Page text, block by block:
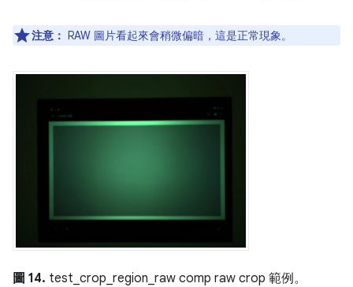
注意： RAW 圖片看起來會稍微偏暗，這是正常現象。
圖 14. test_crop_region_raw comp raw crop 範例。